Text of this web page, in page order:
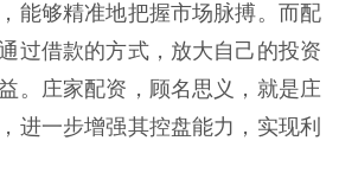
能够精准地把握市场脉搏。而配
过借款的方式，放大自己的投资
。庄家配资，顾名思义，就是庄
进一步增强其控盘能力，实现利